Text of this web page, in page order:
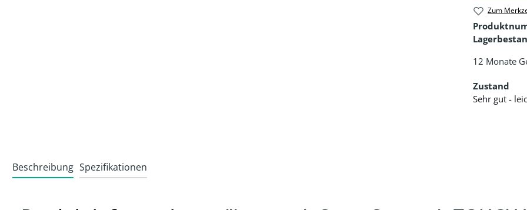
Zum
12 Monate
Zustand
Sehr gut -
Beschreibung Spezifikationen